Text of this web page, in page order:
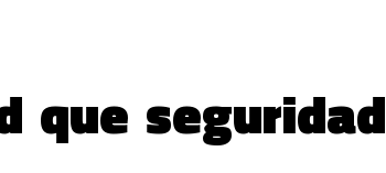
que seguridad